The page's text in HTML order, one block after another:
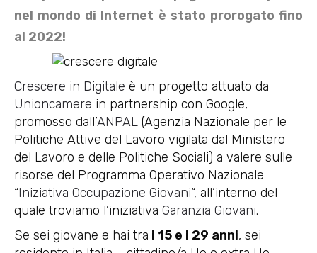
nel mondo di Internet è stato prorogato fino
al 2022!
Crescere in Digitale è un progetto attuato da
Unioncamere in partnership con Google,
promosso dall’ANPAL (Agenzia Nazionale per le
Politiche Attive del Lavoro vigilata dal Ministero
del Lavoro e delle Politiche Sociali) a valere sulle
risorse del Programma Operativo Nazionale
“Iniziativa Occupazione Giovani“, all’interno del
quale troviamo l’iniziativa Garanzia Giovani.
Se sei giovane e hai tra i 15 e i 29 anni, sei